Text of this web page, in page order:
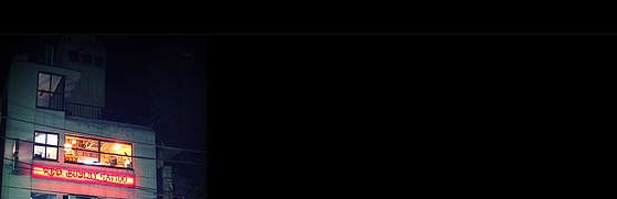
東京 タトゥースタジオ 吉祥寺 Red Bunny
Tattoo タトゥーデザイン・タトゥー画像
タトゥーデザイン・画像の紹介（和彫り・ワンポイント・girl tattoo）